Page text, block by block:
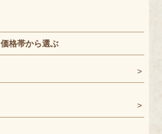
価格帯から選ぶ